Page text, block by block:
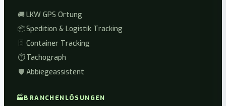
🚚 LKW GPS Ortung
📦Spedition & Logistik Tracking
🗄️ Container Tracking
⏱️ Tachograph
🛡️ Abbiegeassistent
🏭BRANCHENLÖSUNGEN